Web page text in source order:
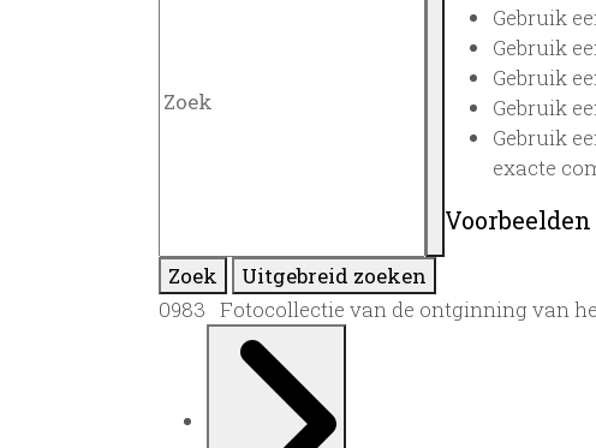
Gebruik
Gebruik
Gebruik
Gebruik
Gebruik
exacte
Zoek
Uitgebreid zoeken
0983 Fotocollectie van de ontginning van